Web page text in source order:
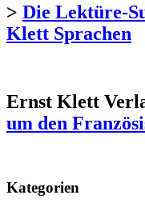
> Die Lektüre-
Klett Sprachen
Ernst Klett
um den
Kategorien